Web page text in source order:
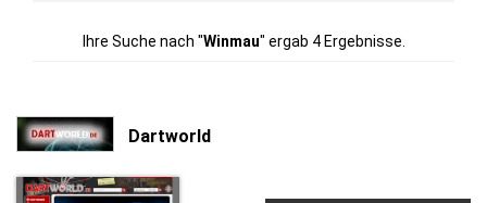
Ihre Suche nach "Winmau" ergab 4 Ergebnisse.
Dartworld